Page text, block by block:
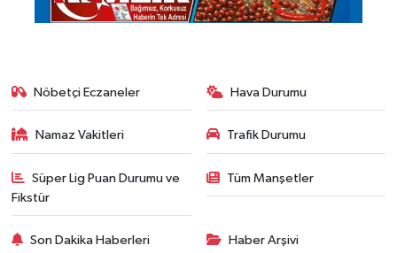
Nöbetçi Eczaneler Hava Durumu
Namaz Vakitleri Trafik Durumu
Süper Lig Puan Durumu ve
Fikstür
Tüm Manşetler
Son Dakika Haberleri Haber Arşivi